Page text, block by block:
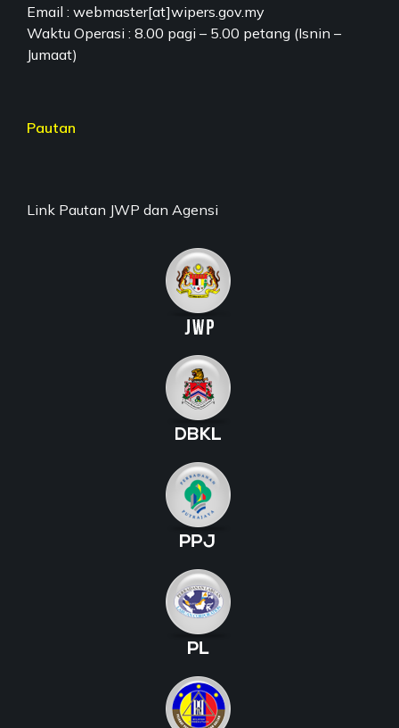
Email : webmaster[at]wipers.gov.my
Waktu Operasi : 8.00 pagi – 5.00 petang (Isnin –
Jumaat)
Pautan
Link Pautan JWP dan Agensi